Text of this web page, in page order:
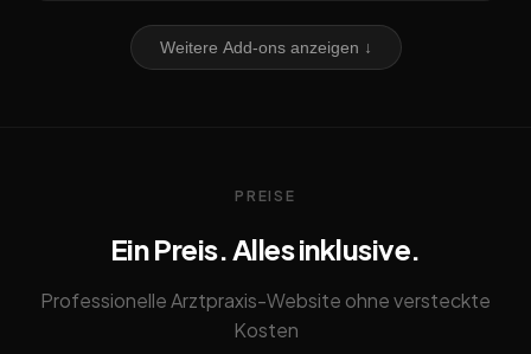
Weitere Add-ons anzeigen ↓
PREISE
Ein Preis. Alles inklusive.
Professionelle Arztpraxis-Website ohne versteckte
Kosten